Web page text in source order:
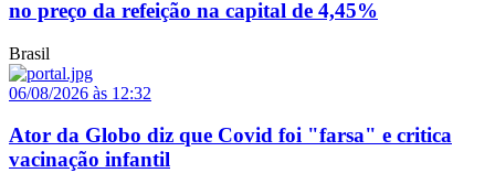
no preço da refeição na capital de 4,45%
Brasil
06/08/2026 às 12:32
Ator da Globo diz que Covid foi "farsa" e critica
vacinação infantil